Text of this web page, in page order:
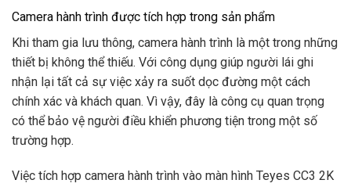
Camera hành trình được tích hợp trong sản phẩm
Khi tham gia lưu thông, camera hành trình là một trong những
thiết bị không thể thiếu. Với công dụng giúp người lái ghi
nhận lại tất cả sự việc xảy ra suốt dọc đường một cách
chính xác và khách quan. Vì vậy, đây là công cụ quan trọng
có thể bảo vệ người điều khiển phương tiện trong một số
trường hợp.
Việc tích hợp camera hành trình vào màn hình Teyes CC3 2K